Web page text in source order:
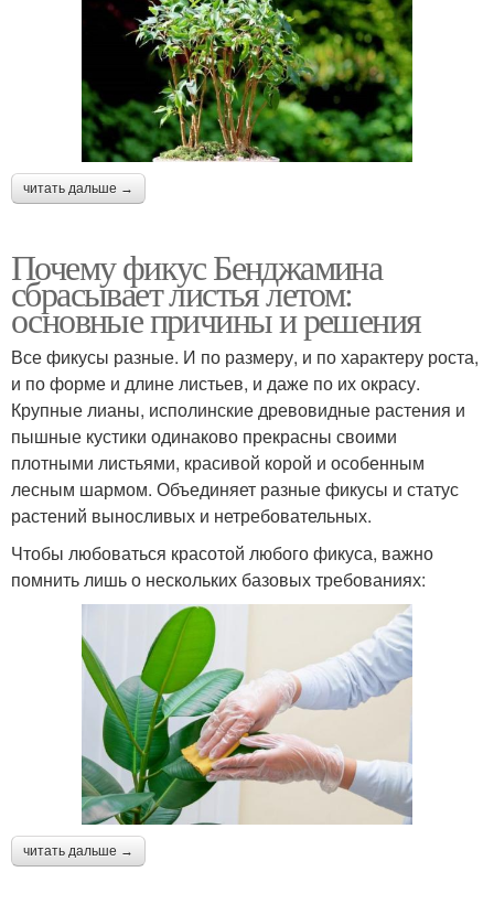
читать дальше →
Почему фикус Бенджамина
сбрасывает листья летом:
основные причины и решения
Все фикусы разные. И по размеру, и по характеру роста,
и по форме и длине листьев, и даже по их окрасу.
Крупные лианы, исполинские древовидные растения и
пышные кустики одинаково прекрасны своими
плотными листьями, красивой корой и особенным
лесным шармом. Объединяет разные фикусы и статус
растений выносливых и нетребовательных.
Чтобы любоваться красотой любого фикуса, важно
помнить лишь о нескольких базовых требованиях:
читать дальше →